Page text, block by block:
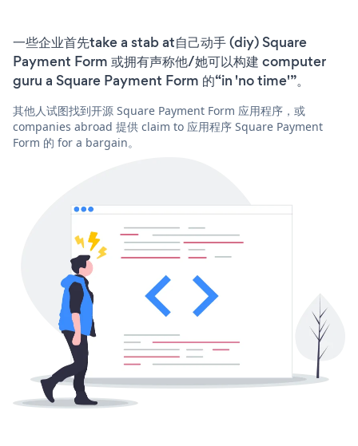
一些企业首先take a stab at自己动手 (diy) Square
Payment Form 或拥有声称他/她可以构建 computer
guru a Square Payment Form 的“in 'no time'”。
其他人试图找到开源 Square Payment Form 应用程序，或
companies abroad 提供 claim to 应用程序 Square Payment
Form 的 for a bargain。